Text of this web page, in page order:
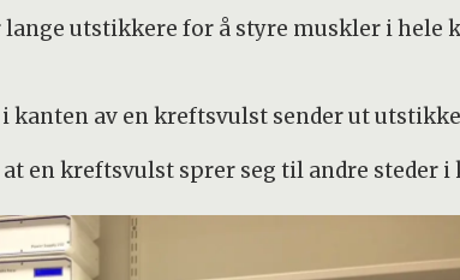
utstikkere for å styre muskler i
kanten av en kreftsvulst sender ut
en kreftsvulst sprer seg til andre steder i